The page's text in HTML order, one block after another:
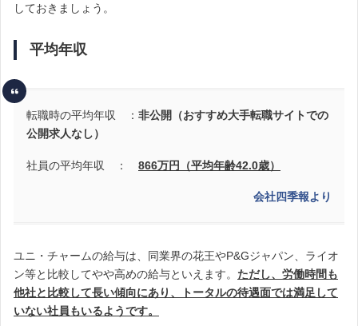
しておきましょう。
平均年収
転職時の平均年収 ： 非公開（おすすめ大手転職サイトでの
公開求人なし）
社員の平均年収 ： 866万円（平均年齢42.0歳）
会社四季報より
ユニ・チャームの給与は、同業界の花王やP&Gジャパン、ライオ
ン等と比較してやや高めの給与といえます。 ただし、労働時間も
他社と比較して長い傾向にあり、トータルの待遇面では満足して
いない社員もいるようです。